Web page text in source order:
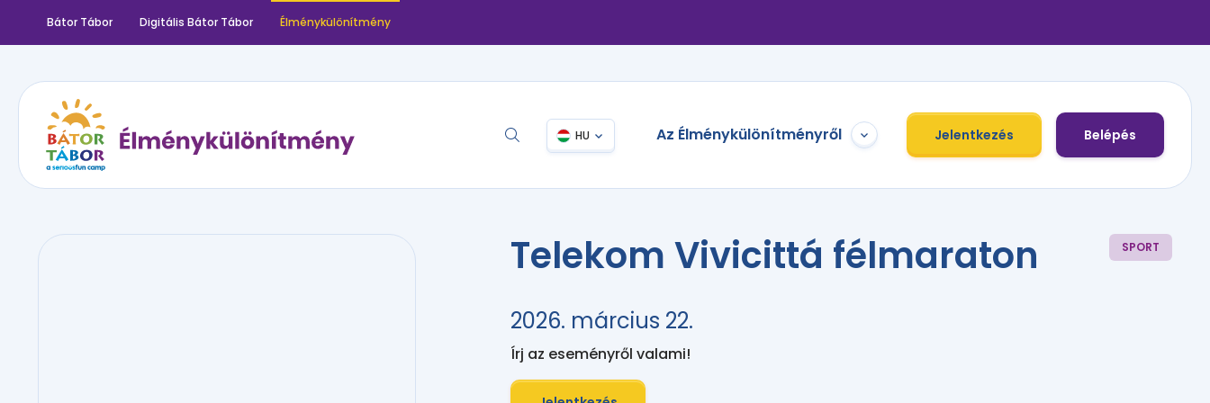
Bátor Tábor Digitális Bátor Tábor Élménykülönítmény
HU Az Élménykülönítményről Jelentkezés Belépés
Telekom Vivicittá félmaraton
2026. március 22.
SPORT
Írj az eseményről valami!